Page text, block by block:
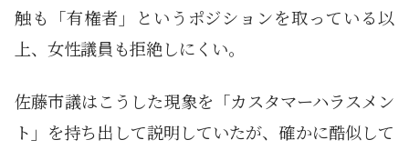
触も「有権者」というポジションを取っている以
上、女性議員も拒絶しにくい。
佐藤市議はこうした現象を「カスタマーハラスメン
ト」を持ち出して説明していたが、確かに酷似して